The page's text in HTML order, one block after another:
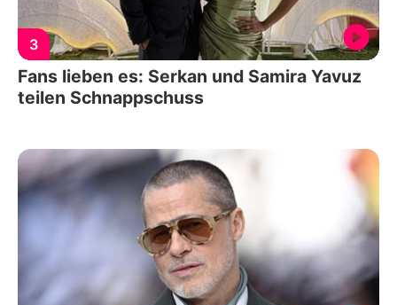
3
Fans lieben es: Serkan und Samira Yavuz
teilen Schnappschuss